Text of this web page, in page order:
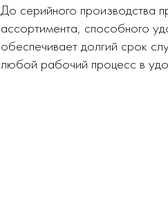
До серийного производства
ассортимента, способного
обеспечивает долгий срок
любой рабочий процесс в